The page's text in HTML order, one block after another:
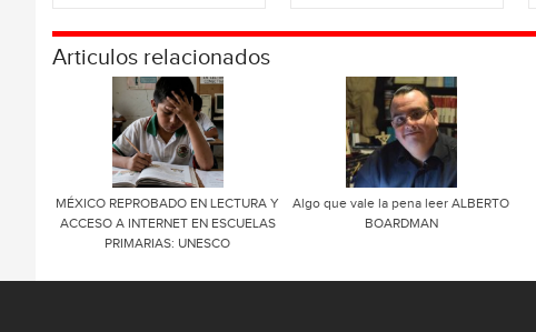
Articulos relacionados
MÉXICO REPROBADO EN LECTURA Y
ACCESO A INTERNET EN ESCUELAS
PRIMARIAS: UNESCO
Algo que vale la pena leer ALBERTO
BOARDMAN